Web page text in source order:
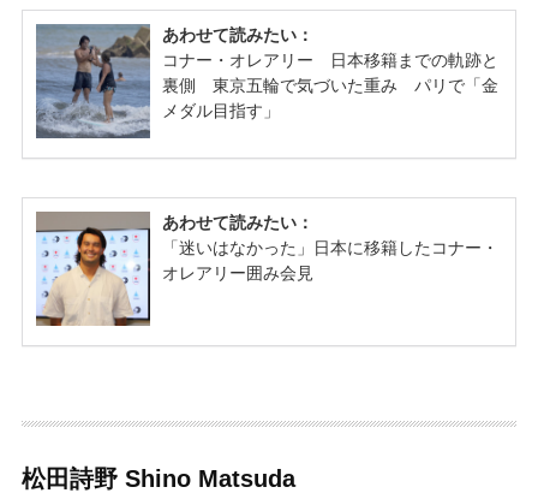
松田詩野 Shino Matsuda